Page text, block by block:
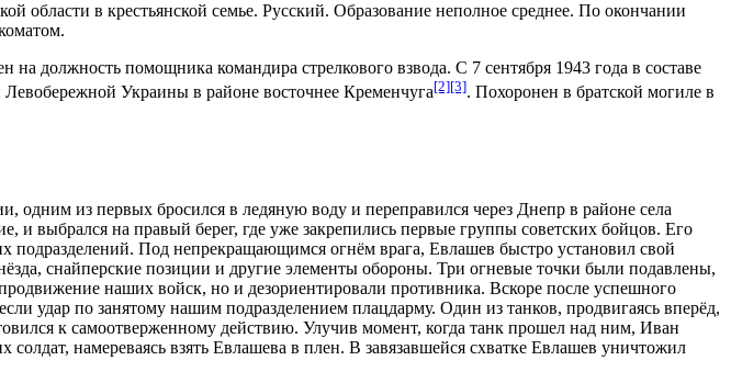
области в крестьянской семье. Русский. Образование неполное среднее. По окончании
на должность помощника командира стрелкового взвода. С 7 сентября 1943 года в составе
Левобережной Украины в районе восточнее Кременчуга[2][3]. Похоронен в братской могиле в
одним из первых бросился в ледяную воду и переправился через Днепр в районе села
выбрался на правый берег, где уже закрепились первые группы советских бойцов. Его
подразделений. Под непрекращающимся огнём врага, Евлашев быстро установил свой
снайперские позиции и другие элементы обороны. Три огневые точки были подавлены,
наших войск, но и дезориентировали противника. Вскоре после успешного
удар по занятому нашим подразделением плацдарму. Один из танков, продвигаясь вперёд,
к самоотверженному действию. Улучив момент, когда танк прошел над ним, Иван
намереваясь взять Евлашева в плен. В завязавшейся схватке Евлашев уничтожил